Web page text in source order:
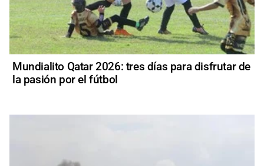
Mundialito Qatar 2026: tres días para disfrutar de
la pasión por el fútbol